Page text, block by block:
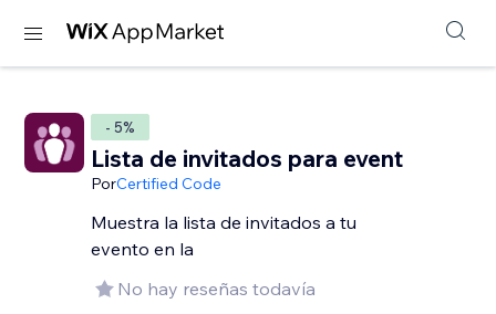
- 5%
Lista de invitados para event
PorCertified Code
Muestra la lista de invitados a tu
evento en la
No hay reseñas todavía